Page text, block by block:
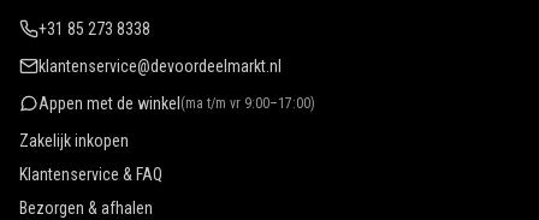
+31 85 273 8338
klantenservice@devoordeelmarkt.nl
Appen met de winkel (ma t/m vr 9:00–17:00)
Zakelijk inkopen
Klantenservice & FAQ
Bezorgen & afhalen